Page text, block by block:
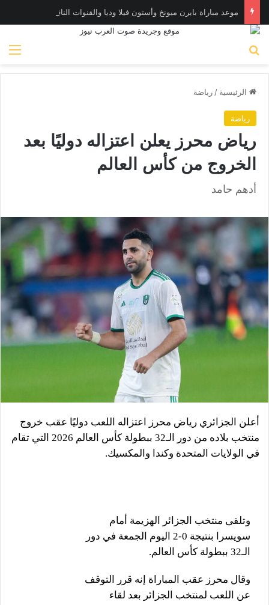
موعد مباراة بايرن ميونخ وأستون فيلا وديا والقنوات الناقلة
الرئيسية / رياضة
رياضة
رياض محرز يعلن اعتزاله دوليًا بعد
الخروج من كأس العالم
أدهم حامد
أعلن الجزائري رياض محرز اعتزاله اللعب دوليًا عقب خروج
منتخب بلاده من دور الـ32 ببطولة كأس العالم 2026 التي تقام
في الولايات المتحدة وكندا والمكسيك.
وتلقى منتخب الجزائر الهزيمة أمام
سويسرا بنتيجة 0-2 اليوم الجمعة في دور
الـ32 ببطولة كأس العالم.
وقال محرز عقب المباراة إنه قرر التوقف
عن اللعب لمنتخب الجزائر بعد لقاء